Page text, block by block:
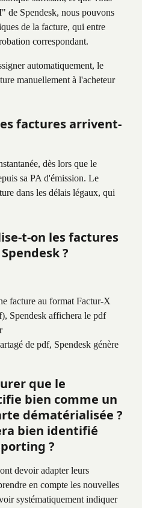
de Spendesk, nous pouvons
de la facture, qui entre
correspondant.
automatiquement, le
manuellement à l'acheteur
factures arrivent-
dès lors que le
sa PA d'émission. Le
dans les délais légaux, qui
t-on les factures
?
facture au format Factur-X
Spendesk affichera le pdf
de pdf, Spendesk génère
que le
bien comme un
dématérialisée ?
bien identifié
?
devoir adapter leurs
en compte les nouvelles
systématiquement indiquer